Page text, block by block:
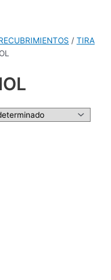
/ TIRA